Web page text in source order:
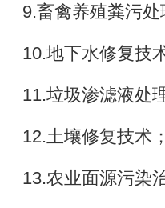
9.畜禽养殖粪污处
10.地下水修复技
11.垃圾渗滤液处
12.土壤修复技术；
13.农业面源污染